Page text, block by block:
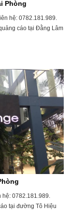
Phòng
hệ: 0782.181.989.
cáo tại Đằng Lâm
hệ: 0782.181.989.
tại đường Tô Hiệu